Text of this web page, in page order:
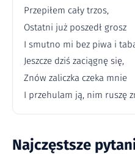
Przepiłem cały trzos,
Ostatni już poszedł grosz
I smutno mi bez piwa i
Jeszcze dziś zaciągnę się,
Znów zaliczka czeka mnie
I przehulam ją, nim ruszę
Najczęstsze